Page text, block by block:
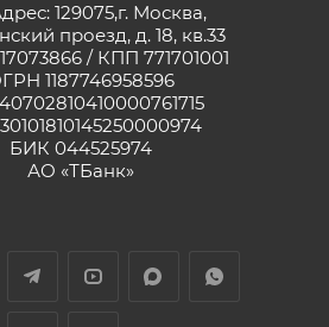
129075,г. Москва,
проезд, д. 18, кв.33
/ КПП 771701001
1187746958596
БИК 044525974
АО «ТБанк»